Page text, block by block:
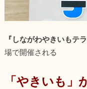
『しながわやきいもテラ
場で開催される
「やきいも」